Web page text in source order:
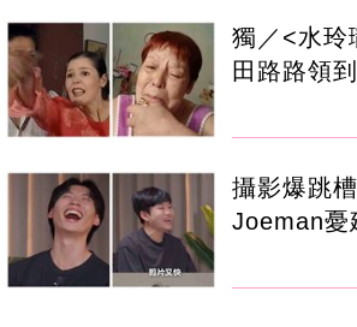
獨／<水
田路路領
攝影爆跳
Joeman憂